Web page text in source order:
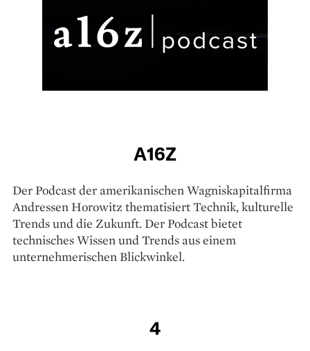
A16Z
Der Podcast der amerikanischen Wagniskapitalfirma
Andressen Horowitz thematisiert Technik, kulturelle
Trends und die Zukunft. Der Podcast bietet
technisches Wissen und Trends aus einem
unternehmerischen Blickwinkel.
4